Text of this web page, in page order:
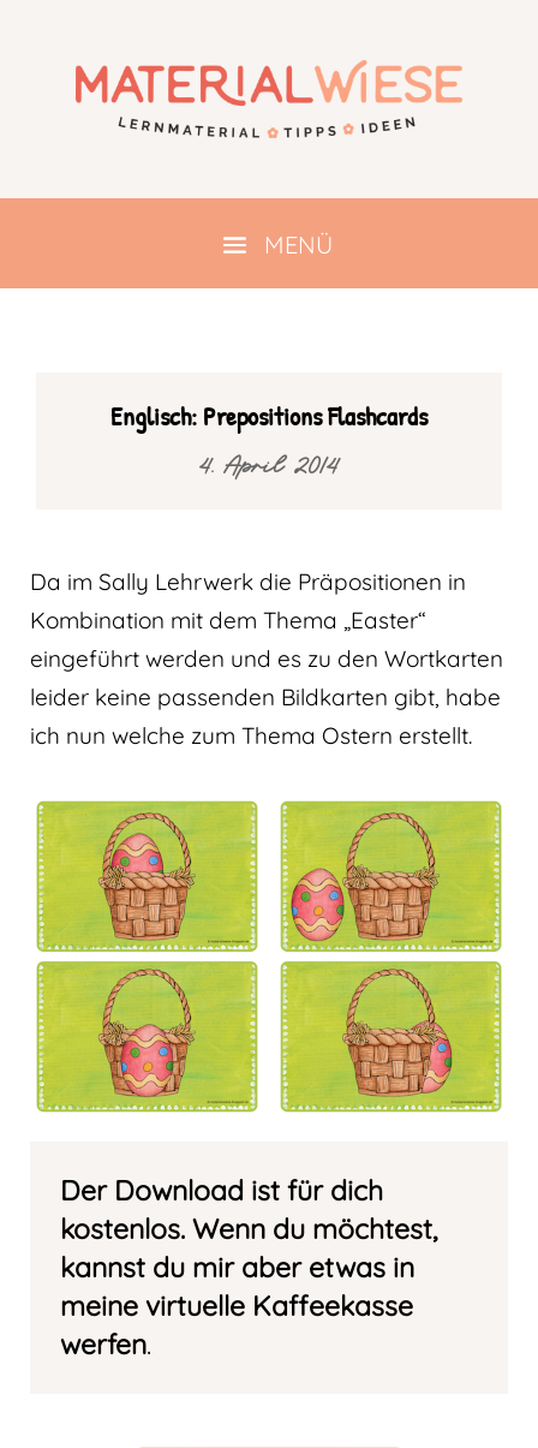
Englisch: Prepositions Flashcards
4. April 2014
Da im Sally Lehrwerk die Präpositionen in
Kombination mit dem Thema „Easter“
eingeführt werden und es zu den Wortkarten
leider keine passenden Bildkarten gibt, habe
ich nun welche zum Thema Ostern erstellt.
Der Download ist für dich
kostenlos. Wenn du möchtest,
kannst du mir aber etwas in
meine virtuelle Kaffeekasse
werfen.